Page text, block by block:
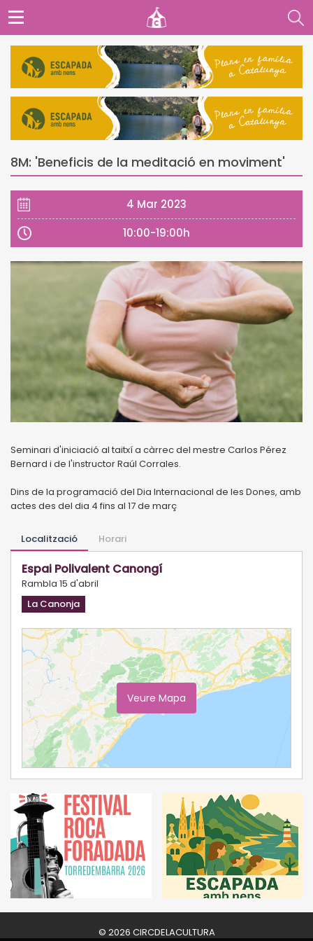
8M: 'Beneficis de la meditació en moviment'
4 Mar 2023
10:00-19:00h
Seminari d'iniciació al taitxí a càrrec del mestre Carlos Pérez
Bernard i de l'instructor Raúl Corrales.
Dins de la programació del Dia Internacional de les Dones, amb
actes des del dia 4 fins al 17 de març
Localització Horari
Espai Polivalent Canongí
Rambla 15 d'abril
La Canonja
Veure Mapa
© 2026 CIRCDELACULTURA